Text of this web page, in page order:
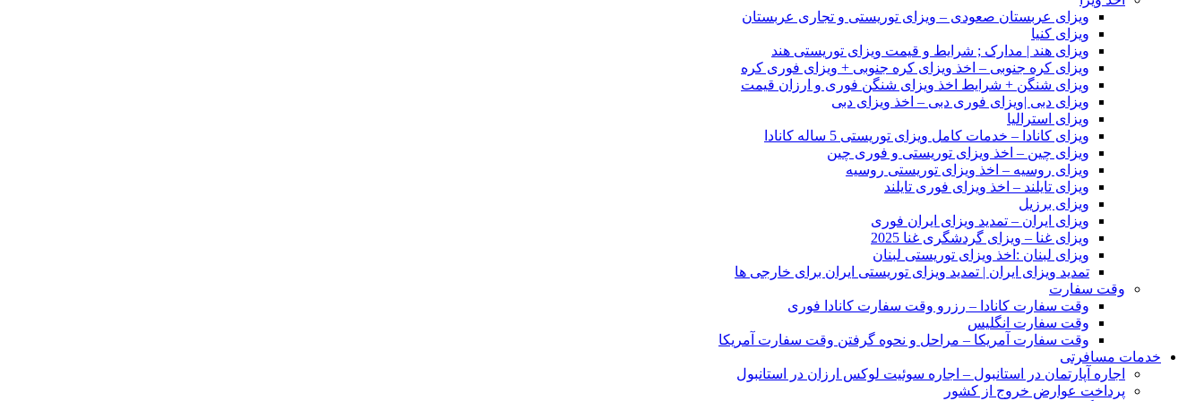
ویزای عربستان صعودی – ویزای توریستی و تجاری عربستان
ویزای کنیا
ویزای هند | مدارک ; شرایط و قیمت ویزای توریستی هند
ویزای کره جنوبی – اخذ ویزای کره جنوبی + ویزای فوری کره
ویزای شنگن + شرایط اخذ ویزای شنگن فوری و ارزان قیمت
ویزای دبی |ویزای فوری دبی – اخذ ویزای دبی
ویزای استرالیا
ویزای کانادا – خدمات کامل ویزای توریستی 5 ساله کانادا
ویزای چین – اخذ ویزای توریستی و فوری چین
ویزای روسیه – اخذ ویزای توریستی روسیه
ویزای تایلند – اخذ ویزای فوری تایلند
ویزای برزیل
ویزای ایران – تمدید ویزای ایران فوری
ویزای غنا – ویزای گردشگری غنا 2025
ویزای لبنان :اخذ ویزای توریستی لبنان
تمدید ویزای ایران | تمدید ویزای توریستی ایران برای خارجی ها
وقت سفارت
وقت سفارت کانادا – رزرو وقت سفارت کانادا فوری
وقت سفارت انگلیس
وقت سفارت آمریکا – مراحل و نحوه گرفتن وقت سفارت آمریکا
خدمات مسافرتی
اجاره آپارتمان در استانبول – اجاره سوئیت لوکس ارزان در استانبول
پرداخت عوارض خروج از کشور